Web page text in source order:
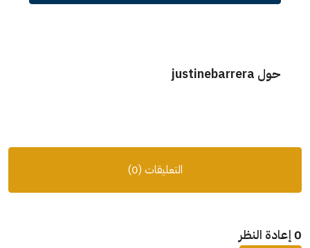
حول justinebarrera
التعليقات (0)
0 إعادة النظر